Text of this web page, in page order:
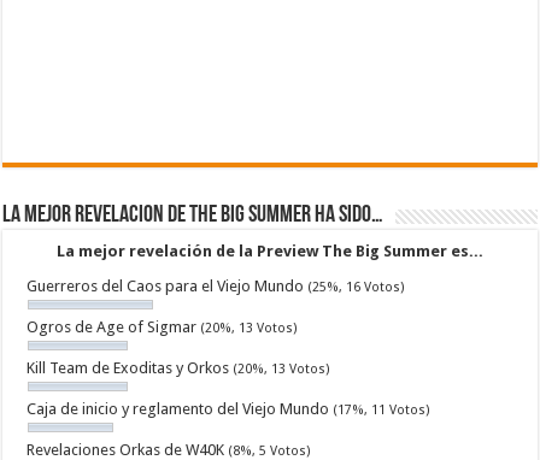
La mejor revelacion de The Big Summer ha sido…
La mejor revelación de la Preview The Big Summer es...
Guerreros del Caos para el Viejo Mundo (25%, 16 Votos)
Ogros de Age of Sigmar (20%, 13 Votos)
Kill Team de Exoditas y Orkos (20%, 13 Votos)
Caja de inicio y reglamento del Viejo Mundo (17%, 11 Votos)
Revelaciones Orkas de W40K (8%, 5 Votos)